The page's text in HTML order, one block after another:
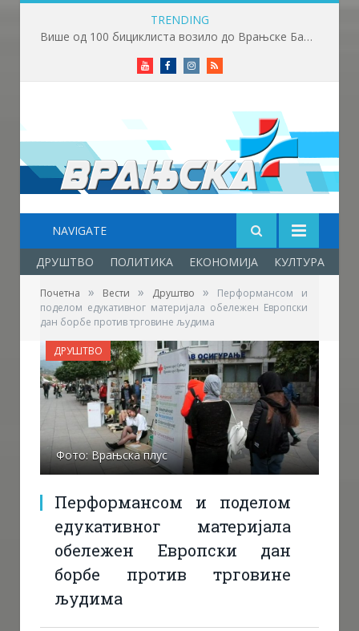
TRENDING
Српска православна црква и њени верници светкују Светог Пантелејмона
YoutubeFacebookInstagram
RSS
NAVIGATE
ДРУШТВО ПОЛИТИКА ЕКОНОМИЈА КУЛТУРА
Почетна » Вести » Друштво »
Перформансом и
поделом едукативног материјала обележен Европски
дан борбе против трговине људима
Фото: Врањска плус
Перформансом и поделом
едукативног материјала
обележен Европски дан
борбе против трговине
људима
ДРУШТВО